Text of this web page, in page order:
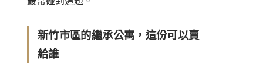
新竹市區的繼承公寓，這份可以賣
給誰